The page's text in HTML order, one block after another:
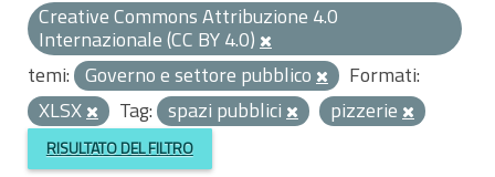
Creative Commons Attribuzione 4.0
Internazionale (CC BY 4.0)
temi: Governo e settore pubblico
Formati:
XLSX
Tag: spazi pubblici pizzerie
RISULTATO DEL FILTRO